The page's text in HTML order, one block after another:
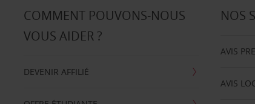
COMMENT POUVONS-NOUS
VOUS AIDER ?
DEVENIR AFFILIÉ
NOS
AVIS
AVIS